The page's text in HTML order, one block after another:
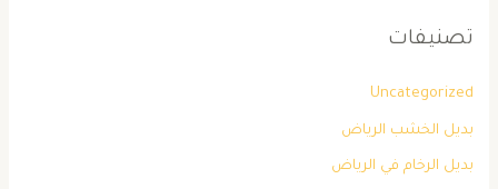
تصنيفات
Uncategorized
بديل الخشب الرياض
بديل الرخام في الرياض